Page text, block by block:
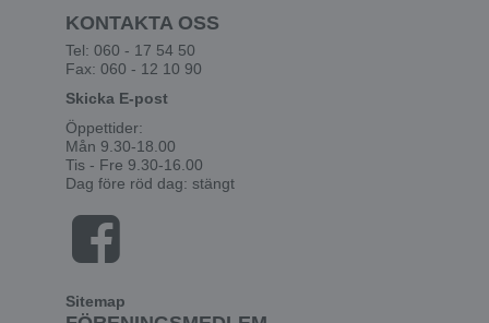
KONTAKTA OSS
Tel: 060 - 17 54 50
Fax: 060 - 12 10 90
Skicka E-post
Öppettider:
Mån 9.30-18.00
Tis - Fre 9.30-16.00
Dag före röd dag: stängt
Sitemap